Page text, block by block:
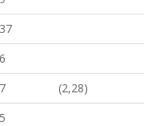
(2,28)